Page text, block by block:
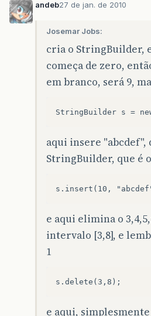
andeb27 de jan. de 2010
Josemar Jobs:
cria o StringBuilder,
começa de zero,
em branco, será 9,
aqui insere
StringBuilder, que é
e aqui elimina o
intervalo [3,8], e
1
e aqui,